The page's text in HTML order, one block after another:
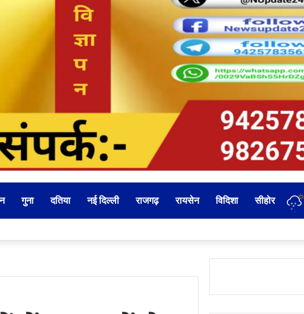
गुना दतिया नई दिल्ली राजगढ़ रायसेन विदिशा सीहोर
के प्रभार बदले, कलेक्टर ने जारी किए नए पदस्थापना आदेश